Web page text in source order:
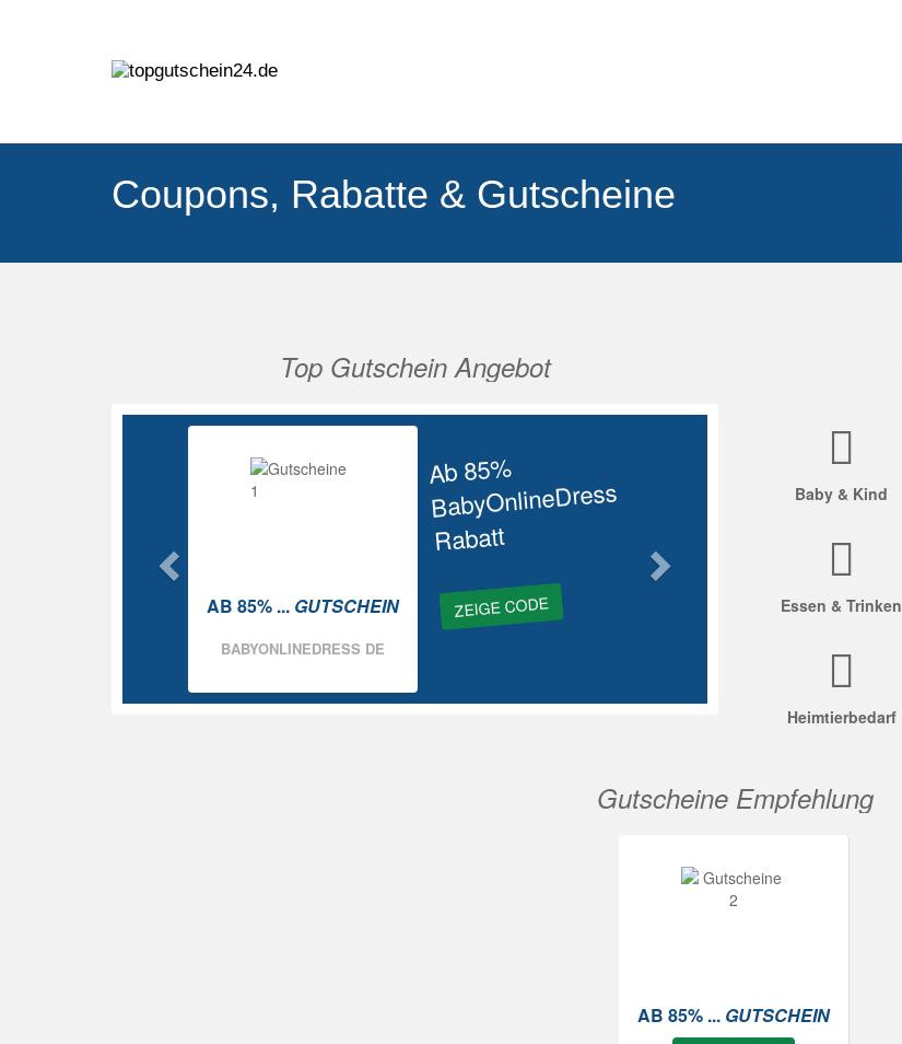
Coupons, Rabatte & Gutscheine
Top Gutschein Angebot
Ab 85%
BabyOnlineDress
Rabatt
ZEIGE CODE
AB 85% ... GUTSCHEIN
BABYONLINEDRESS DE
Vorherige
Baby & Kind
Essen & Trinken
Heimtierbedarf
Gutscheine Empfehlung
AB 85% ... GUTSCHEIN